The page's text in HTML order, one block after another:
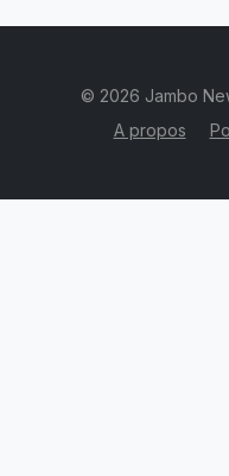
© 2026 Jambo
A propos